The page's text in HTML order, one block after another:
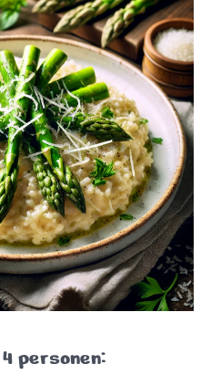
personen: